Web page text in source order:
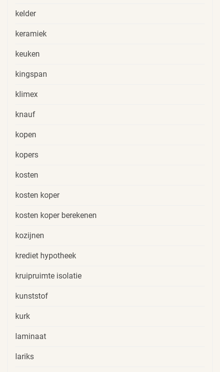
kelder
keramiek
keuken
kingspan
klimex
knauf
kopen
kopers
kosten
kosten koper
kosten koper berekenen
kozijnen
krediet hypotheek
kruipruimte isolatie
kunststof
kurk
laminaat
lariks